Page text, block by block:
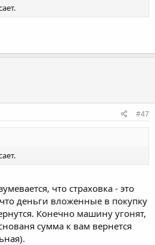
#47
что страховка - это
деньги вложенные в покупку
Конечно машину угонят,
сумма к вам вернется